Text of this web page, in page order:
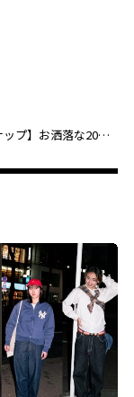
【1週間スナップ】お洒落な20代男子をストリートで激写！使えるテクニック満載